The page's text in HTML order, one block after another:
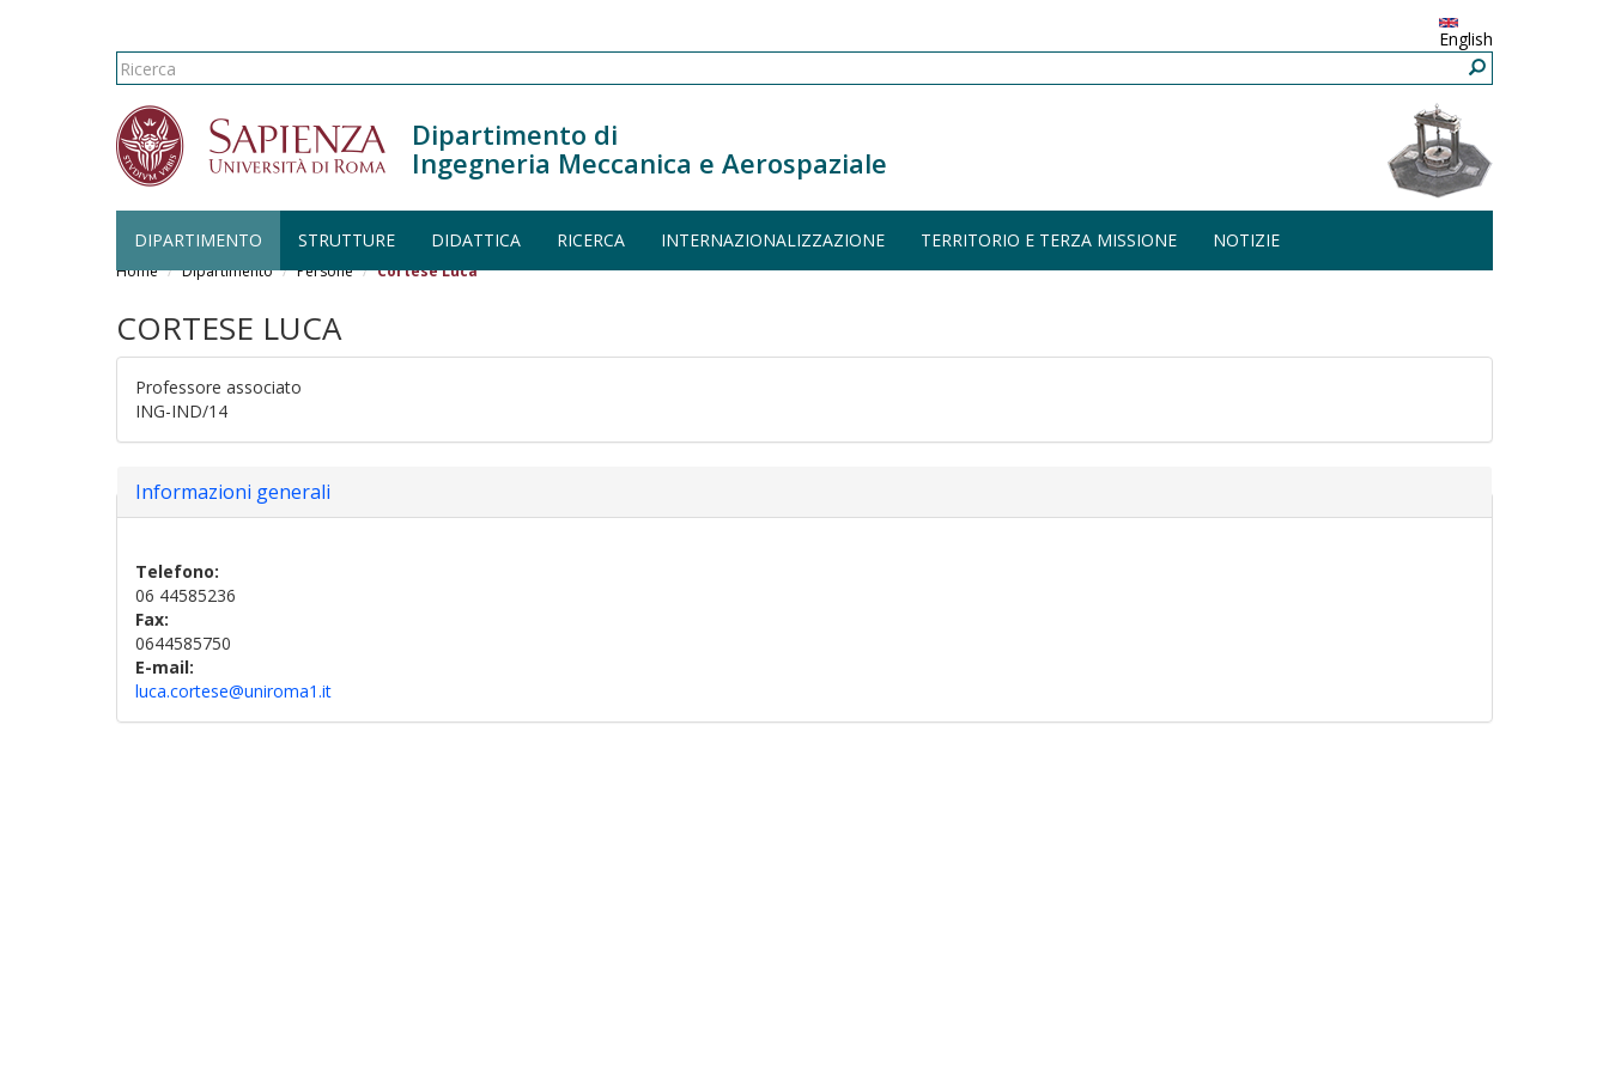
Salta al contenuto principale
English
Form di ricerca
Ricerca
Dipartimento di
Ingegneria Meccanica e Aerospaziale
DIPARTIMENTO STRUTTURE DIDATTICA RICERCA INTERNAZIONALIZZAZIONE TERRITORIO E TERZA MISSIONE NOTIZIE
Home Dipartimento Persone Cortese Luca
CORTESE LUCA
Professore associato
ING-IND/14
Nascondi
Informazioni generali
Telefono:
06 44585236
Fax:
0644585750
E-mail:
luca.cortese@uniroma1.it